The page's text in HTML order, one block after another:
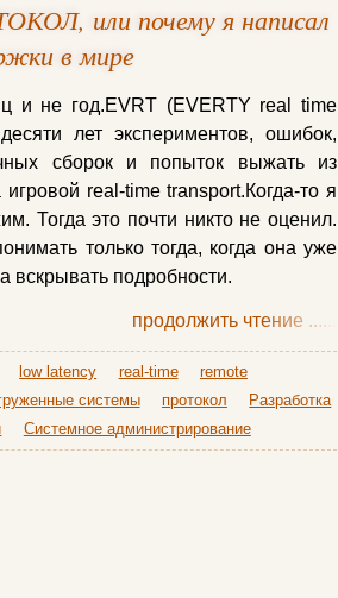
или почему я написал
в мире
и не год.EVRT (EVERTY real time
лет экспериментов, ошибок,
сборок и попыток выжать из
real-time transport.Когда-то я
Тогда это почти никто не оценил.
только тогда, когда она уже
вскрывать подробности.
продолжить чтение ......
low latency real-time
remote
системы протокол
Разработка
Системное администрирование